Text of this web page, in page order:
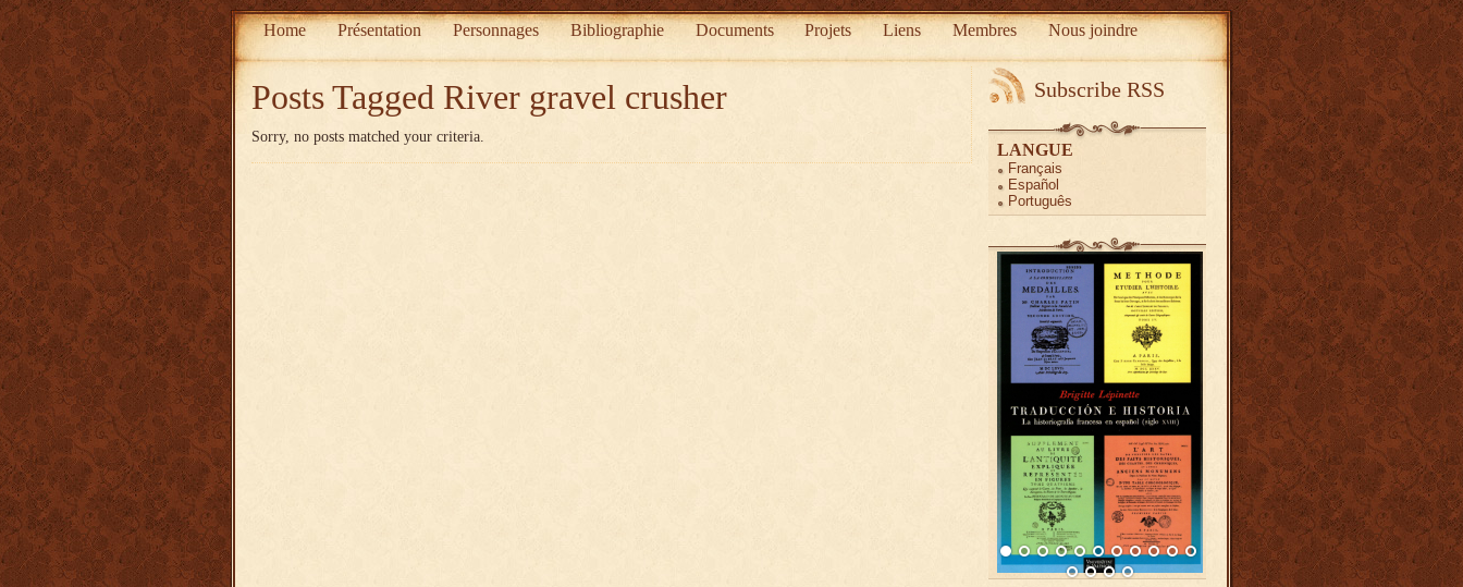
Home Présentation Personnages Bibliographie Documents Projets Liens Membres Nous joindre
Posts Tagged River gravel crusher
Sorry, no posts matched your criteria.
Subscribe RSS
LANGUE
Français
Español
Português